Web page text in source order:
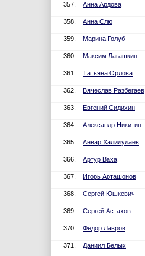
357. Анна Ардова
358. Анна Слю
359. Марина Голуб
360. Максим Лагашкин
361. Татьяна Орлова
362. Вячеслав Разбегаев
363. Евгений Сидихин
364. Александр Никитин
365. Анвар Халилулаев
366. Артур Ваха
367. Игорь Арташонов
368. Сергей Юшкевич
369. Сергей Астахов
370. Фёдор Лавров
371. Даниил Белых